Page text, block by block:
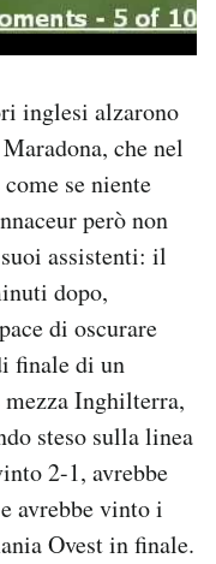
inglesi alzarono
che nel
se niente
però non
assistenti: il
dopo,
di oscurare
finale di un
Inghilterra,
steso sulla linea
2-1, avrebbe
avrebbe vinto i
Ovest in finale.